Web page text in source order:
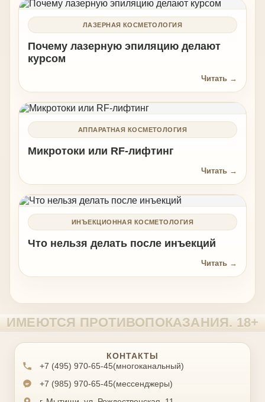
ЛАЗЕРНАЯ КОСМЕТОЛОГИЯ
Почему лазерную эпиляцию делают
курсом
Читать →
АППАРАТНАЯ КОСМЕТОЛОГИЯ
Микротоки или RF-лифтинг
Читать →
ИНЪЕКЦИОННАЯ КОСМЕТОЛОГИЯ
Что нельзя делать после инъекций
Читать →
КОНТАКТЫ
+7 (495) 970-65-45(многоканальный)
+7 (985) 970-65-45(мессенджеры)